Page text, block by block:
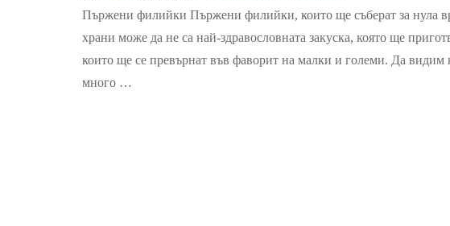
Пържени
филийки
Пържени филийки Пържени филийки, които ще съберат за нула
храни може да не са най-здравословната закуска, която ще
които ще се превърнат във фаворит на малки и големи. Да видим
много …